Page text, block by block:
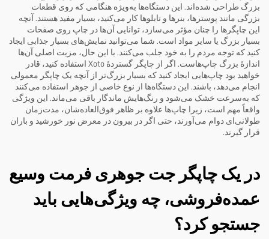
بزرگ طراحی شده‌اند. این دستگاه‌ها به‌ویژه هنگامی که روی قطعات
بزرگی مانند پوسترها، بنرها و تابلوها کار می‌کنید، بسیار مفید هستند. آنچه
این چاپگرها را چنان مؤثر می‌سازد، توانایی آن‌ها در چاپ روی صفحات
بسیار بزرگ یا سایر مواد است. شما می‌توانید نمایش‌های بسیار جذابی ایجاد
کنید که توجه مردم را به خود جلب می‌کنند. با این حال، مزیت اصلی آن‌ها
اندازهٔ بزرگ چاپ‌هاست. اگر از چاپگر گستردهٔ Xoto استفاده کنید، قادر
خواهید بود چاپ‌هایی ایجاد کنید که بسیار بزرگ‌تر از آنچه یک چاپگر معمولی
انجام می‌دهد، باشند. این دستگاه‌ها از نوع خاصی از جوهر استفاده می‌کنند
که به‌سرعت خشک می‌شود و رنگ‌هایش ماندگار باقی می‌ماند. این ویژگی
واقعاً مهم است، زیرا چاپ‌ها علاوه بر ظاهر فوق‌العاده‌شان، مدت‌زمان
طولانی‌ای دوام می‌آورند، حتی اگر در بیرون در معرض نور خورشید و باران
قرار گیرند.
در یک چاپگر جت جوهری فرمت وسیع
عمده‌فروشی، چه ویژگی‌هایی باید
جستجو کرد؟